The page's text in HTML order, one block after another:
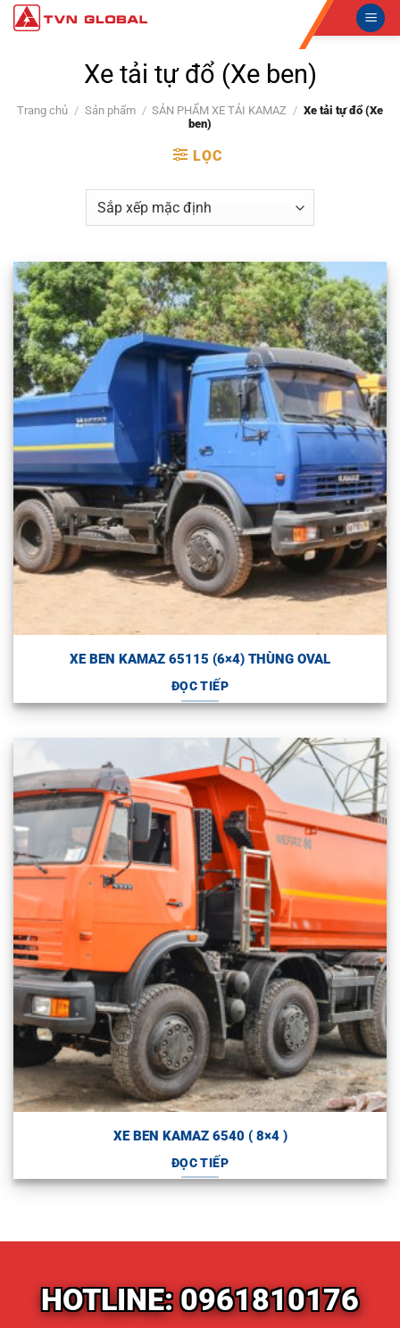
Skip
Xe tải tự đổ (Xe ben)
Trang chủ / Sản phẩm / SẢN PHẨM XE TẢI KAMAZ / Xe tải tự đổ (Xe
ben)
LỌC
XE BEN KAMAZ 65115 (6×4) THÙNG OVAL
ĐỌC TIẾP
XE BEN KAMAZ 6540 ( 8×4 )
ĐỌC TIẾP
HOTLINE: 0961810176